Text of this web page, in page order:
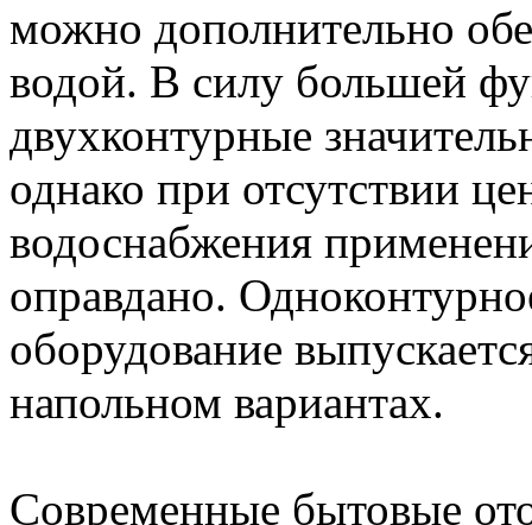
можно дополнительно
водой. В силу большей
двухконтурные
однако при отсутствии
водоснабжения
оправдано.
оборудование
напольном вариантах.
Современные бытовые